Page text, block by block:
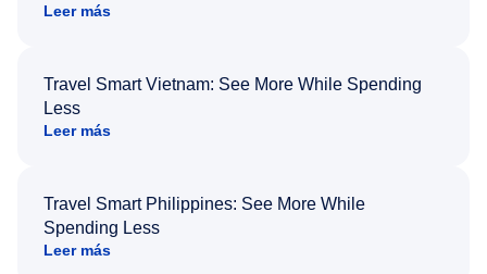
Leer más
Travel Smart Vietnam: See More While Spending
Less
Leer más
Travel Smart Philippines: See More While
Spending Less
Leer más